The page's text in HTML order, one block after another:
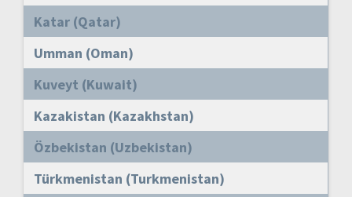
Katar (Qatar)
Umman (Oman)
Kuveyt (Kuwait)
Kazakistan (Kazakhstan)
Özbekistan (Uzbekistan)
Türkmenistan (Turkmenistan)